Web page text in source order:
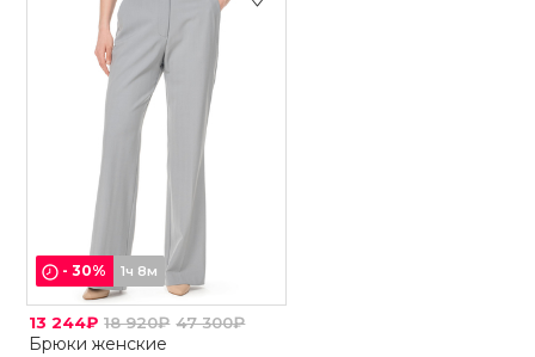
-30% 1ч 8м
13 244₽ 18 920₽ 47 300₽
Брюки женские